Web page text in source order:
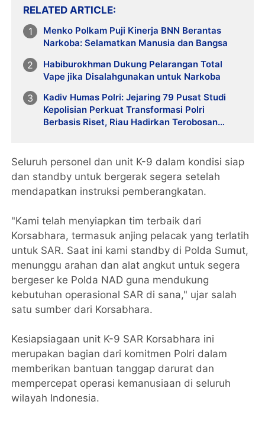
RELATED ARTICLE
Menko Polkam Puji Kinerja BNN Berantas
Narkoba: Selamatkan Manusia dan Bangsa
Habiburokhman Dukung Pelarangan Total
Vape jika Disalahgunakan untuk Narkoba
Kadiv Humas Polri: Jejaring 79 Pusat Studi
Kepolisian Perkuat Transformasi Polri
Berbasis Riset, Riau Hadirkan Terobosan
Seluruh personel dan unit K-9 dalam kondisi siap
dan standby untuk bergerak segera setelah
mendapatkan instruksi pemberangkatan.
"Kami telah menyiapkan tim terbaik dari
Korsabhara, termasuk anjing pelacak yang terlatih
untuk SAR. Saat ini kami standby di Polda Sumut,
menunggu arahan dan alat angkut untuk segera
bergeser ke Polda NAD guna mendukung
kebutuhan operasional SAR di sana," ujar salah
satu sumber dari Korsabhara.
Kesiapsiagaan unit K-9 SAR Korsabhara ini
merupakan bagian dari komitmen Polri dalam
memberikan bantuan tanggap darurat dan
mempercepat operasi kemanusiaan di seluruh
wilayah Indonesia.